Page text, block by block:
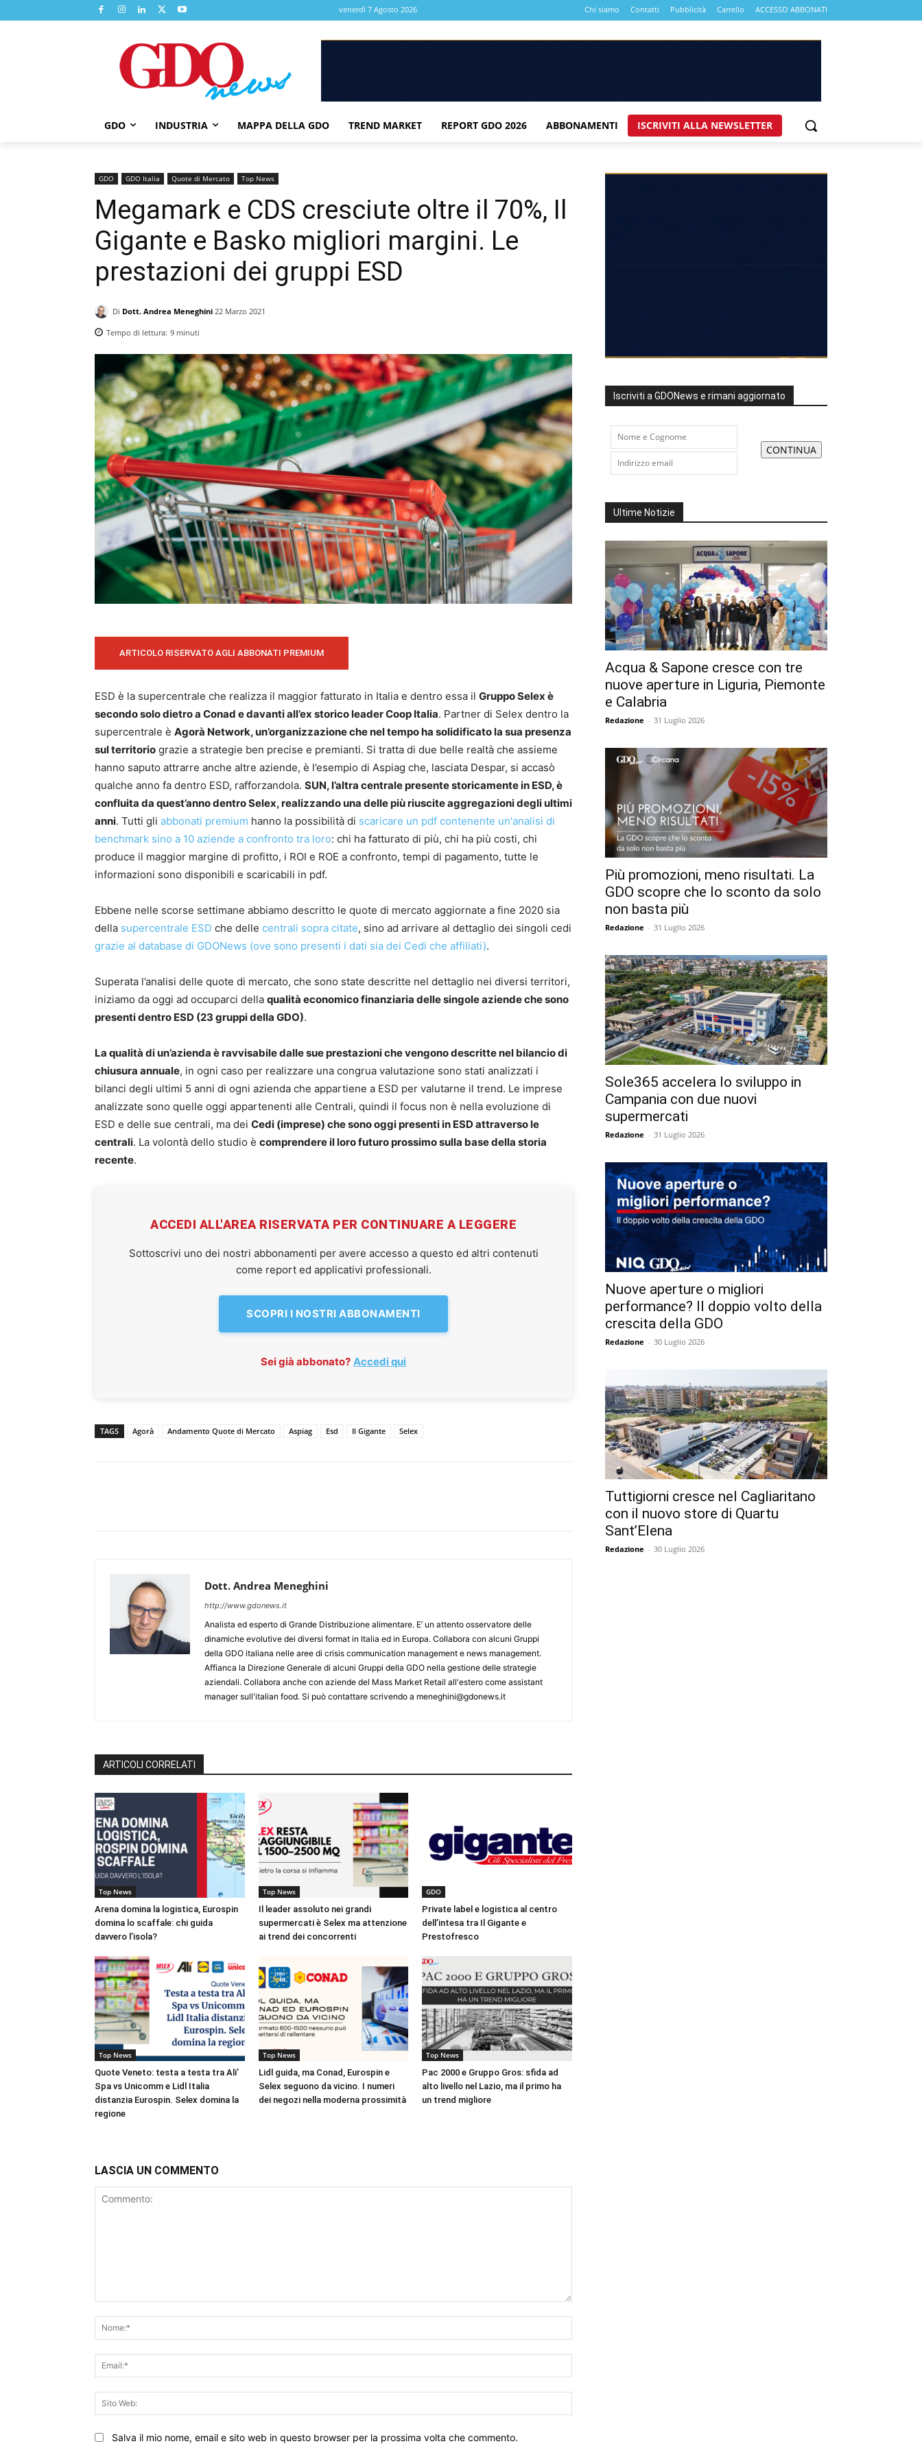
venerdì 7 Agosto 2026 Chi siamo Contatti Pubblicità Carrello ACCESSO ABBONATI
GDO INDUSTRIA MAPPA DELLA GDO TREND MARKET REPORT GDO 2026 ABBONAMENTI ISCRIVITI ALLA NEWSLETTER
GDO GDO Italia Quote di Mercato Top News
Megamark e CDS cresciute oltre il 70%, Il
Gigante e Basko migliori margini. Le
prestazioni dei gruppi ESD
Di Dott. Andrea Meneghini 22 Marzo 2021
Tempo di lettura: 9 minuti
ARTICOLO RISERVATO AGLI ABBONATI PREMIUM
ESD è la supercentrale che realizza il maggior fatturato in Italia e dentro essa il Gruppo Selex è
secondo solo dietro a Conad e davanti all’ex storico leader Coop Italia. Partner di Selex dentro la
supercentrale è Agorà Network, un’organizzazione che nel tempo ha solidificato la sua presenza
sul territorio grazie a strategie ben precise e premianti. Si tratta di due belle realtà che assieme
hanno saputo attrarre anche altre aziende, è l’esempio di Aspiag che, lasciata Despar, si accasò
qualche anno fa dentro ESD, rafforzandola. SUN, l’altra centrale presente storicamente in ESD, è
confluita da quest’anno dentro Selex, realizzando una delle più riuscite aggregazioni degli ultimi
anni. Tutti gli abbonati premium hanno la possibilità di scaricare un pdf contenente un'analisi di
benchmark sino a 10 aziende a confronto tra loro: chi ha fatturato di più, chi ha più costi, chi
produce il maggior margine di profitto, i ROI e ROE a confronto, tempi di pagamento, tutte le
informazioni sono disponibili e scaricabili in pdf.
Ebbene nelle scorse settimane abbiamo descritto le quote di mercato aggiornate a fine 2020 sia
della supercentrale ESD che delle centrali sopra citate, sino ad arrivare al dettaglio dei singoli cedi
grazie al database di GDONews (ove sono presenti i dati sia dei Cedi che affiliati).
Superata l’analisi delle quote di mercato, che sono state descritte nel dettaglio nei diversi territori,
iniziamo da oggi ad occuparci della qualità economico finanziaria delle singole aziende che sono
presenti dentro ESD (23 gruppi della GDO).
La qualità di un’azienda è ravvisabile dalle sue prestazioni che vengono descritte nel bilancio di
chiusura annuale, in ogni caso per realizzare una congrua valutazione sono stati analizzati i
bilanci degli ultimi 5 anni di ogni azienda che appartiene a ESD per valutarne il trend. Le imprese
analizzate sono quelle oggi appartenenti alle Centrali, quindi il focus non è nella evoluzione di
ESD e delle sue centrali, ma dei Cedi (imprese) che sono oggi presenti in ESD attraverso le
centrali. La volontà dello studio è comprendere il loro futuro prossimo sulla base della storia
recente.
ACCEDI ALL'AREA RISERVATA PER CONTINUARE A LEGGERE
Sottoscrivi uno dei nostri abbonamenti per avere accesso a questo ed altri contenuti
come report ed applicativi professionali.
SCOPRI I NOSTRI ABBONAMENTI
Sei già abbonato? Accedi qui
TAGS Agorà Andamento Quote di Mercato Aspiag Esd Il Gigante Selex
Dott. Andrea Meneghini
http://www.gdonews.it
Analista ed esperto di Grande Distribuzione alimentare. E’ un attento osservatore delle
dinamiche evolutive dei diversi format in Italia ed in Europa. Collabora con alcuni Gruppi
della GDO italiana nelle aree di crisis communication management e news management.
Affianca la Direzione Generale di alcuni Gruppi della GDO nella gestione delle strategie
aziendali. Collabora anche con aziende del Mass Market Retail all'estero come assistant
manager sull'italian food. Si può contattare scrivendo a meneghini@gdonews.it
ARTICOLI CORRELATI
Top News
Arena domina la logistica, Eurospin
domina lo scaffale: chi guida
davvero l’isola?
Top News
Il leader assoluto nei grandi
supermercati è Selex ma attenzione
ai trend dei concorrenti
GDO
Private label e logistica al centro
dell’intesa tra Il Gigante e
Prestofresco
Top News
Quote Veneto: testa a testa tra Ali’
Spa vs Unicomm e Lidl Italia
distanzia Eurospin. Selex domina la
regione
Top News
Lidl guida, ma Conad, Eurospin e
Selex seguono da vicino. I numeri
dei negozi nella moderna prossimità
Top News
Pac 2000 e Gruppo Gros: sfida ad
alto livello nel Lazio, ma il primo ha
un trend migliore
LASCIA UN COMMENTO
Web:
Salva il mio nome, email e sito web in questo browser per la prossima volta che commento.
Iscriviti a GDONews e rimani aggiornato
Ultime Notizie
Acqua & Sapone cresce con tre
nuove aperture in Liguria, Piemonte
e Calabria
Redazione - 31 Luglio 2026
Più promozioni, meno risultati. La
GDO scopre che lo sconto da solo
non basta più
Redazione - 31 Luglio 2026
Sole365 accelera lo sviluppo in
Campania con due nuovi
supermercati
Redazione - 31 Luglio 2026
Nuove aperture o migliori
performance? Il doppio volto della
crescita della GDO
Redazione - 30 Luglio 2026
Tuttigiorni cresce nel Cagliaritano
con il nuovo store di Quartu
Sant’Elena
Redazione - 30 Luglio 2026